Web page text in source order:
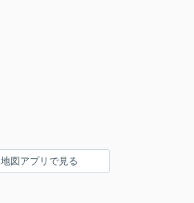
地図アプリで見る